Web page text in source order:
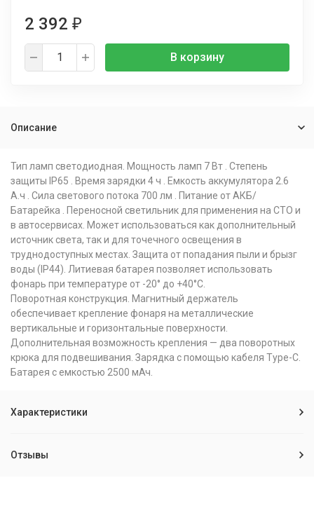
2 392 ₽
В корзину
Описание
Тип ламп светодиодная. Мощность ламп 7 Вт . Степень
защиты IP65 . Время зарядки 4 ч . Емкость аккумулятора 2.6
А.ч . Сила светового потока 700 лм . Питание от АКБ/
Батарейка . Переносной светильник для применения на СТО и
в автосервисах. Может использоваться как дополнительный
источник света, так и для точечного освещения в
труднодоступных местах. Защита от попадания пыли и брызг
воды (IP44). Литиевая батарея позволяет использовать
фонарь при температуре от -20° до +40°С.
Поворотная конструкция. Магнитный держатель
обеспечивает крепление фонаря на металлические
вертикальные и горизонтальные поверхности.
Дополнительная возможность крепления — два поворотных
крюка для подвешивания. Зарядка с помощью кабеля Type-C.
Батарея с емкостью 2500 мАч.
Характеристики
Отзывы